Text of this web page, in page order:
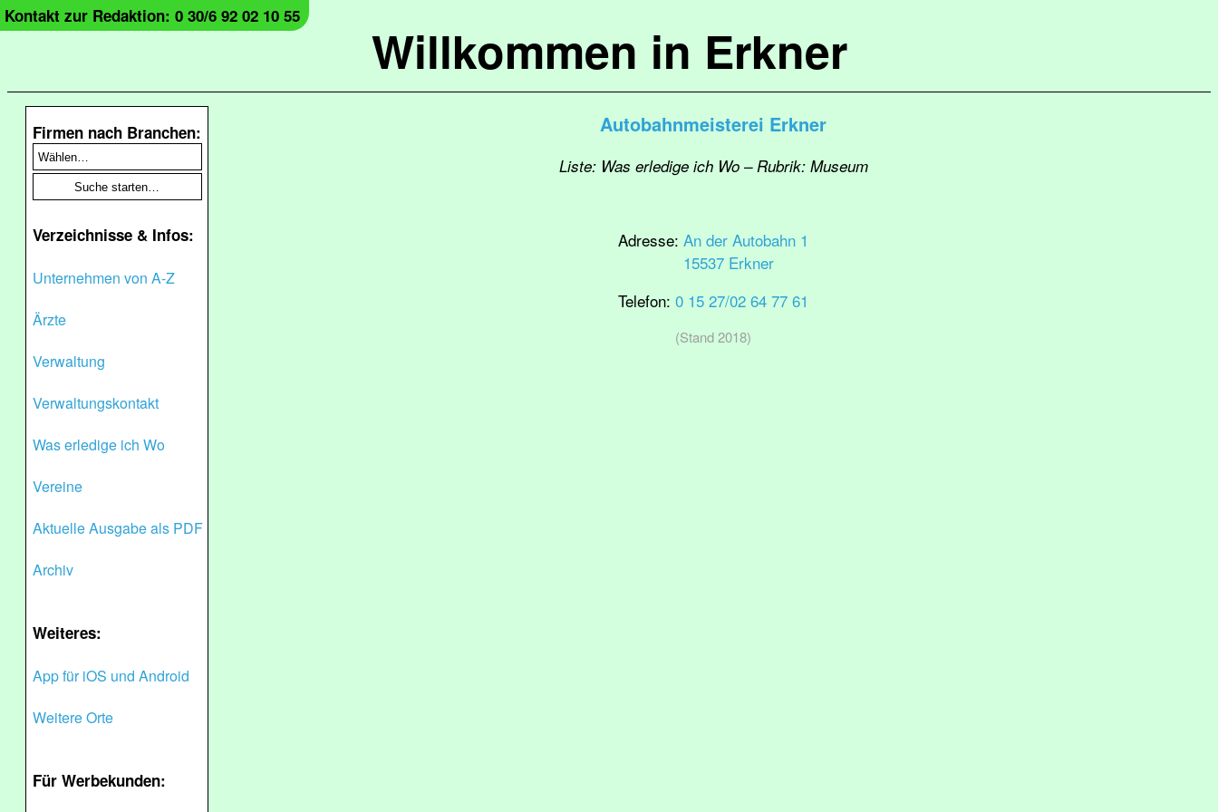
Willkommen in Erkner
Kontakt zur Redaktion: 0 30/6 92 02 10 55
Firmen nach Branchen:
Verzeichnisse & Infos:
Unternehmen von A-Z
Ärzte
Verwaltung
Verwaltungskontakt
Was erledige ich Wo
Vereine
Aktuelle Ausgabe als PDF
Archiv
Weiteres:
App für iOS und Android
Weitere Orte
Für Werbekunden:
Autobahnmeisterei Erkner
Liste: Was erledige ich Wo – Rubrik: Museum
Adresse: An der Autobahn 1
15537 Erkner
Telefon: 0 15 27/02 64 77 61
(Stand 2018)